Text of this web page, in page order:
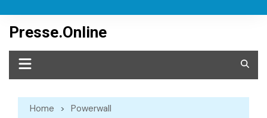
content
Presse.Online
Home Powerwall